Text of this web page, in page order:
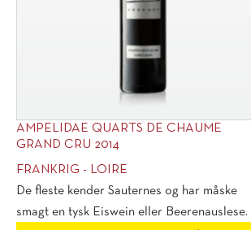
AMPELIDAE QUARTS DE CHAUME
GRAND CRU 2014
FRANKRIG - LOIRE
De fleste kender Sauternes og har måske
smagt en tysk Eiswein eller Beerenauslese.